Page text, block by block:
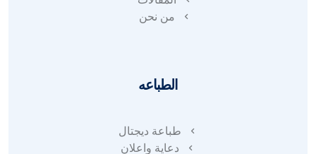
من نحن
الطباعه
طباعة ديجتال
دعاية واعلان